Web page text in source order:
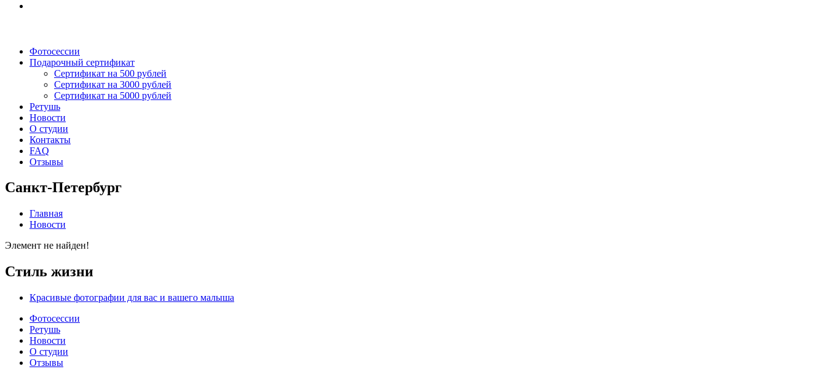
Фотосессии
Подарочный сертификат
Сертификат на 500 рублей
Сертификат на 3000 рублей
Сертификат на 5000 рублей
Ретушь
Новости
О студии
Контакты
FAQ
Отзывы
Санкт-Петербург
Главная
Новости
Элемент не найден!
Стиль жизни
Красивые фотографии для вас и вашего малыша
Фотосессии
Ретушь
Новости
О студии
Отзывы